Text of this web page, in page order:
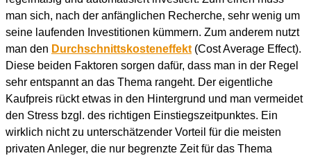
man sich, nach der anfänglichen Recherche, sehr wenig um
seine laufenden Investitionen kümmern. Zum anderem nutzt
man den Durchschnittskosteneffekt (Cost Average Effect).
Diese beiden Faktoren sorgen dafür, dass man in der Regel
sehr entspannt an das Thema rangeht. Der eigentliche
Kaufpreis rückt etwas in den Hintergrund und man vermeidet
den Stress bzgl. des richtigen Einstiegszeitpunktes. Ein
wirklich nicht zu unterschätzender Vorteil für die meisten
privaten Anleger, die nur begrenzte Zeit für das Thema